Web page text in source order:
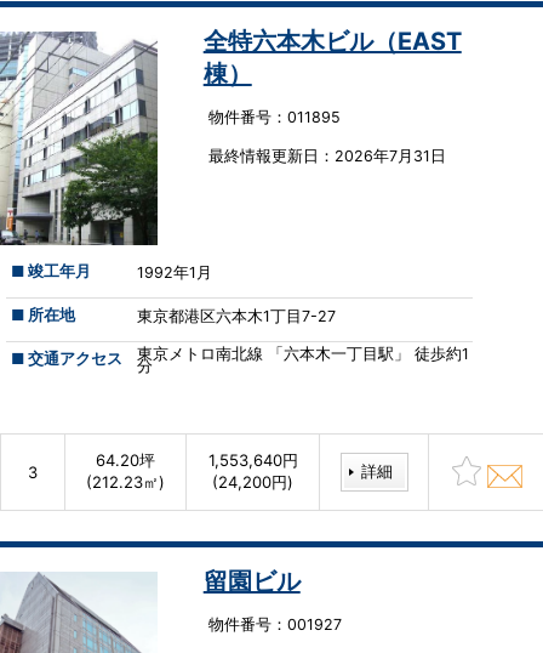
全特六本木ビル（EAST
棟）
物件番号：011895
最終情報更新⽇：2026年7月31日
■ 竣工年月 1992年1月
■ 所在地 東京都港区六本木1丁目7-27
■ 交通アクセス 東京メトロ南北線 「六本木一丁目駅」 徒歩約1
分
3
64.20坪
(212.23㎡)
1,553,640円
(24,200円)
詳細
留園ビル
物件番号：001927